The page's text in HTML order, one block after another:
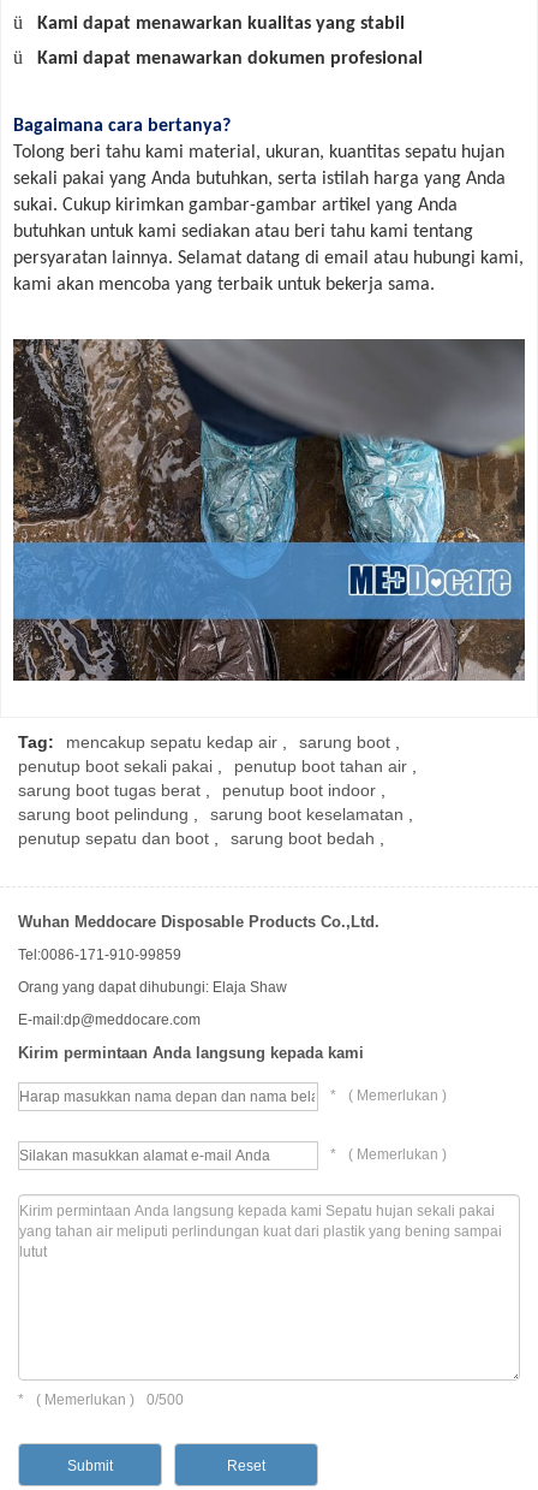
ü Kami dapat menawarkan kualitas yang stabil
ü Kami dapat menawarkan dokumen profesional
Bagaimana cara bertanya?
Tolong beri tahu kami material, ukuran, kuantitas sepatu hujan
sekali pakai yang Anda butuhkan, serta istilah harga yang Anda
sukai. Cukup kirimkan gambar-gambar artikel yang Anda
butuhkan untuk kami sediakan atau beri tahu kami tentang
persyaratan lainnya. Selamat datang di email atau hubungi kami,
kami akan mencoba yang terbaik untuk bekerja sama.
Tag: mencakup sepatu kedap air sarung boot
penutup boot sekali pakai
penutup boot tahan air
sarung boot tugas berat
penutup boot indoor
sarung boot pelindung
sarung boot keselamatan
penutup sepatu dan boot
sarung boot bedah
Wuhan Meddocare Disposable Products Co.,Ltd.
Tel:0086-171-910-99859
Orang yang dapat dihubungi: Elaja Shaw
E-mail:dp@meddocare.com
Kirim permintaan Anda langsung kepada kami
(
* Memerlukan )
(
* Memerlukan )
(
* Memerlukan ) 0/500